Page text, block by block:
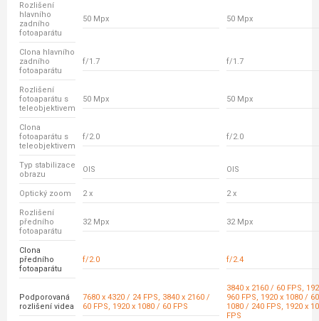
Rozlišení
hlavního
zadního
fotoaparátu
50 Mpx 50 Mpx
Clona hlavního
zadního
fotoaparátu
f/1.7 f/1.7
Rozlišení
fotoaparátu s
teleobjektivem
50 Mpx 50 Mpx
Clona
fotoaparátu s
teleobjektivem
f/2.0 f/2.0
Typ stabilizace
obrazu
OIS OIS
Optický zoom 2 x 2 x
Rozlišení
předního
fotoaparátu
32 Mpx 32 Mpx
Clona
předního
fotoaparátu
f/2.0 f/2.4
Podporovaná
rozlišení videa
7680 x 4320 / 24 FPS, 3840 x 2160 /
60 FPS, 1920 x 1080 / 60 FPS
3840 x 2160 / 60 FPS,
960 FPS, 1920 x 1080 /
1080 / 240 FPS, 1920 x
FPS